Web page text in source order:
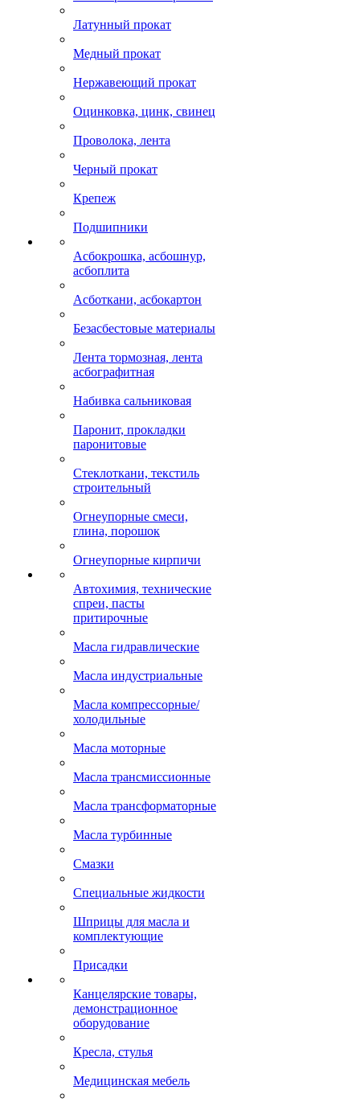
Латунный прокат
Медный прокат
Нержавеющий прокат
Оцинковка, цинк, свинец
Проволока, лента
Черный прокат
Крепеж
Подшипники
Асбокрошка, асбошнур,
асбоплита
Асботкани, асбокартон
Безасбестовые материалы
Лента тормозная, лента
асбографитная
Набивка сальниковая
Паронит, прокладки
паронитовые
Стеклоткани, текстиль
строительный
Огнеупорные смеси,
глина, порошок
Огнеупорные кирпичи
Автохимия, технические
спреи, пасты
притирочные
Масла гидравлические
Масла индустриальные
Масла компрессорные/
холодильные
Масла моторные
Масла трансмиссионные
Масла трансформаторные
Масла турбинные
Смазки
Специальные жидкости
Шприцы для масла и
комплектующие
Присадки
Канцелярские товары,
демонстрационное
оборудование
Кресла, стулья
Медицинская мебель